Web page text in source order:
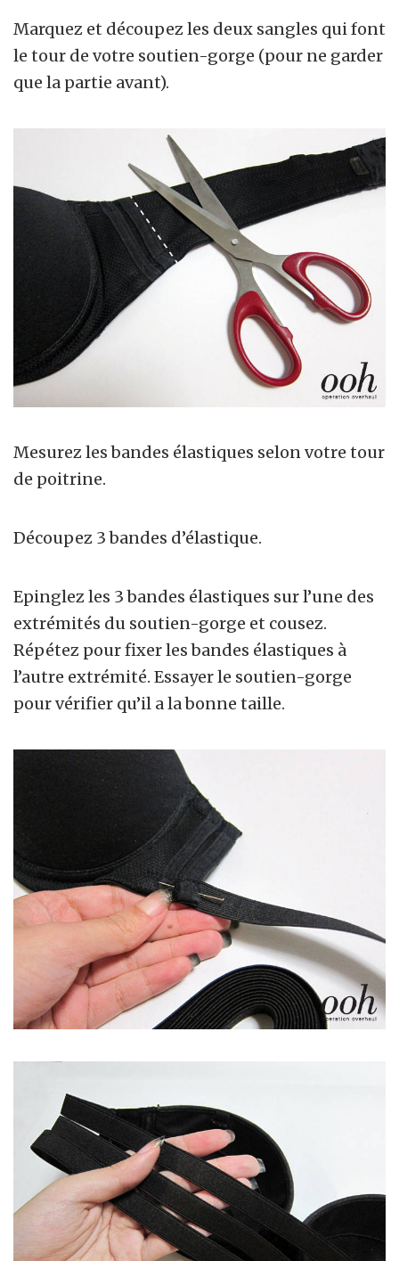
Marquez et découpez les deux sangles qui font
le tour de votre soutien-gorge (pour ne garder
que la partie avant).
Mesurez les bandes élastiques selon votre tour
de poitrine.
Découpez 3 bandes d’élastique.
Epinglez les 3 bandes élastiques sur l’une des
extrémités du soutien-gorge et cousez.
Répétez pour fixer les bandes élastiques à
l’autre extrémité. Essayer le soutien-gorge
pour vérifier qu’il a la bonne taille.